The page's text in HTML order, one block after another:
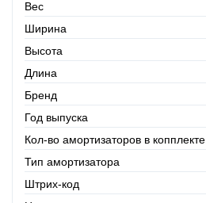
Вес
Ширина
Высота
Длина
Бренд
Год выпуска
Кол-во амортизаторов в копплекте
Тип амортизатора
Штрих-код